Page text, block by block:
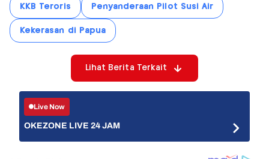
KKB Teroris Penyanderaan Pilot Susi Air
Kekerasan di Papua
Lihat Berita Terkait
Live Now
OKEZONE LIVE 24 JAM